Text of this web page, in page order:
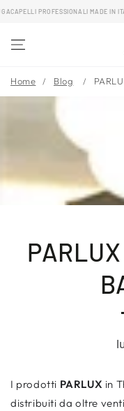
PASSA AL
PROFESSIONALI MADE IN ITALY
Home Blog
I prodotti PARLUX in
distribuiti da oltre